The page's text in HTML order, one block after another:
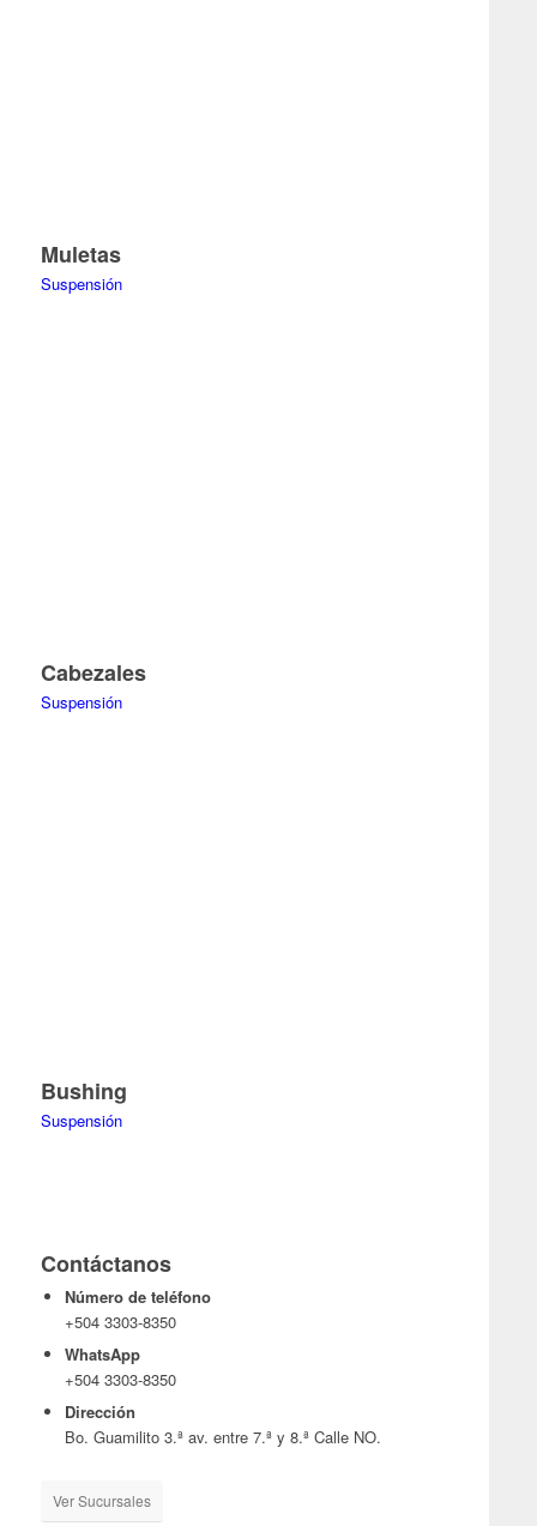
Muletas
Suspensión
Cabezales
Suspensión
Bushing
Suspensión
Contáctanos
Número de teléfono
+504 3303-8350
WhatsApp
+504 3303-8350
Dirección
Bo. Guamilito 3.ª av. entre 7.ª y 8.ª Calle NO.
Ver Sucursales